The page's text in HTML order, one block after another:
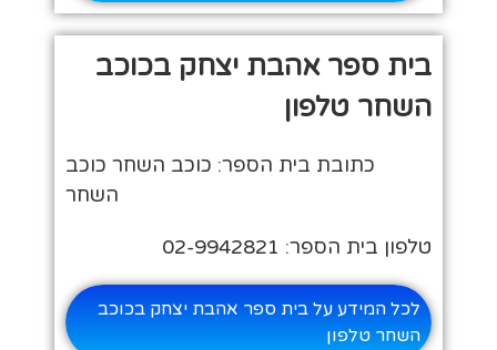
בית ספר אהבת יצחק בכוכב
השחר טלפון
כתובת בית הספר: כוכב השחר כוכב
השחר
טלפון בית הספר: 02-9942821
לכל המידע על בית ספר אהבת יצחק בכוכב
השחר טלפון